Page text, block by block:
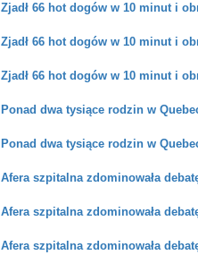
Zjadł 66 hot dogów w 10 minut i
Zjadł 66 hot dogów w 10 minut i
Zjadł 66 hot dogów w 10 minut i
Ponad dwa tysiące rodzin w
Ponad dwa tysiące rodzin w
Afera szpitalna zdominowała
Afera szpitalna zdominowała
Afera szpitalna zdominowała